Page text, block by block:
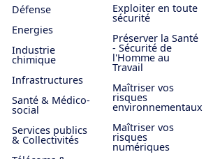
Défense
Energies
Industrie
chimique
Infrastructures
Santé & Médico-
social
Services publics
& Collectivités
Exploiter en toute
sécurité
Préserver la Santé
- Sécurité de
l'Homme au
Travail
Maîtriser vos
risques
environnementaux
Maîtriser vos
risques
numériques